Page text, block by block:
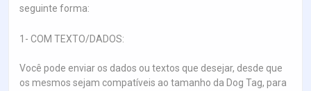
seguinte forma:
1- COM TEXTO/DADOS:
Você pode enviar os dados ou textos que desejar, desde que
os mesmos sejam compatíveis ao tamanho da Dog Tag, para